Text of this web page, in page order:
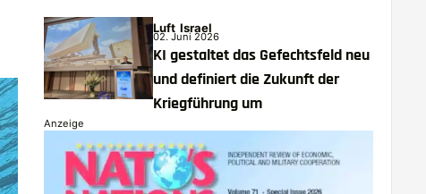
Luft Israel
02. Juni 2026
KI gestaltet das Gefechtsfeld neu
und definiert die Zukunft der
Kriegführung um
Anzeige